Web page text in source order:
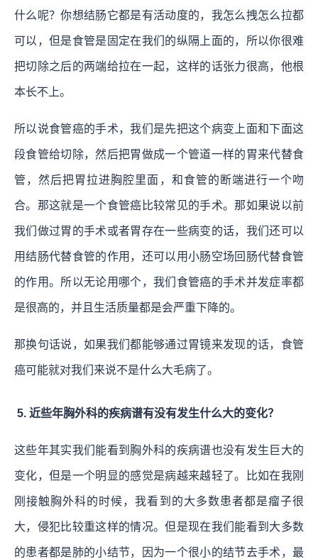
什么呢？你想结肠它都是有活动度的，我怎么拽怎么拉都
可以，但是食管是固定在我们的纵隔上面的，所以你很难
把切除之后的两端给拉在一起，这样的话张力很高，他根
本长不上。
所以说食管癌的手术，我们是先把这个病变上面和下面这
段食管给切除，然后把胃做成一个管道一样的胃来代替食
管，然后把胃拉进胸腔里面，和食管的断端进行一个吻
合。那这就是一个食管癌比较常见的手术。那如果说以前
我们做过胃的手术或者胃存在一些病变的话，我们还可以
用结肠代替食管的作用，还可以用小肠空场回肠代替食管
的作用。所以无论用哪个，我们食管癌的手术并发症率都
是很高的，并且生活质量都是会严重下降的。
那换句话说，如果我们都能够通过胃镜来发现的话，食管
癌可能就对我们来说不是什么大毛病了。
5. 近些年胸外科的疾病谱有没有发生什么大的变化？
这些年其实我们能看到胸外科的疾病谱也没有发生巨大的
变化，但是一个明显的感觉是病越来越轻了。比如在我刚
刚接触胸外科的时候，我看到的大多数患者都是瘤子很
大，侵犯比较重这样的情况。但是现在我们能看到大多数
的患者都是肺的小结节，因为一个很小的结节去手术，最